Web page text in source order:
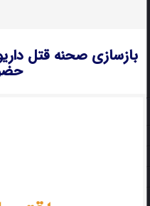
بازسازی صحنه قتل